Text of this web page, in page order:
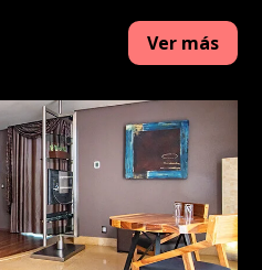
Ver más